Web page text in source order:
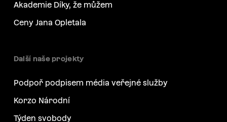
Akademie Díky, že můžem
Ceny Jana Opletala
Další naše projekty
Podpoř podpisem média veřejné služby
Korzo Národní
Týden svobody